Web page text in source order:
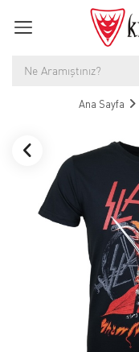
Ana Sayfa